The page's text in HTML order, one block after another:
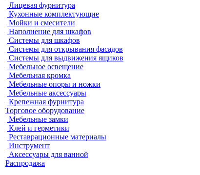
Лицевая фурнитура
Кухонные комплектующие
Мойки и смесители
Наполнение для шкафов
Системы для шкафов
Системы для открывания фасадов
Системы для выдвижения ящиков
Мебельное освещение
Мебельная кромка
Мебельные опоры и ножки
Мебельные аксессуары
Крепежная фурнитура
Торговое оборудование
Мебельные замки
Клей и герметики
Реставрационные материалы
Инструмент
Аксессуары для ванной
Распродажа